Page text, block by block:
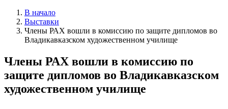
В начало
Выставки
Члены РАХ вошли в комиссию по защите дипломов во
Владикавказском художественном училище
Члены РАХ вошли в комиссию по
защите дипломов во Владикавказском
художественном училище